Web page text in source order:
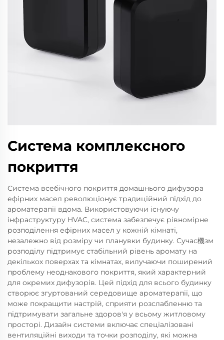
Система комплексного
покриття
Система всебічного покриття домашнього дифузора
ефірних масел революціонує традиційний підхід до
ароматерапії вдома. Використовуючи існуючу
інфраструктуру HVAC, система забезпечує рівномірне
розподілення ефірних масел у кожній кімнаті,
незалежно від розміру чи планувки будинку. Сучас機зм
розподілу підтримує стабільний рівень аромату на
декількох поверхах та кімнатах, вилучаючи поширений
проблему неоднакового покриття, який характерний
для окремих дифузорів. Цей підхід для всього будинку
створює згуртований середовище ароматерапії, що
може покращити настрій, сприяти розслабленню та
підтримувати загальне здоров'я у всьому житловому
просторі. Дизайн системи включає спеціалізовані
вентиляційні виходи та точки розподілу, які можна